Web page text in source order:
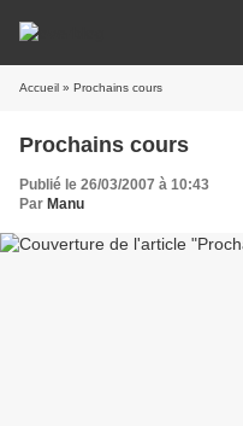
Accueil » Prochains cours
Prochains cours
Publié le 26/03/2007 à 10:43
Par Manu